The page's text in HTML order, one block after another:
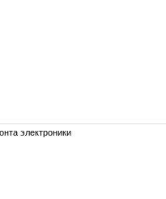
электроники